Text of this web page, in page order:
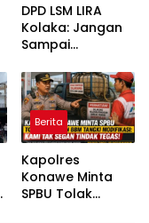
DPD LSM LIRA
Kolaka: Jangan
Sampai
Publik Dibalas
Laporan,
Sementara
Substansi
Hukumnya Tidak
Pernah
Dijelaskan
Secara Terbuka
Berita
Kapolres
Konawe Minta
SPBU Tolak